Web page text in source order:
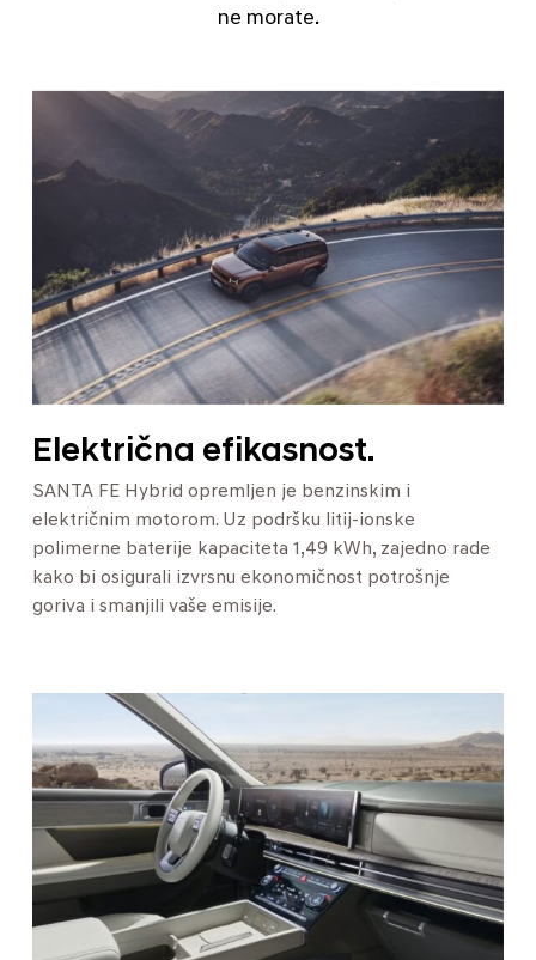
ne morate.
Električna efikasnost.
SANTA FE Hybrid opremljen je benzinskim i
električnim motorom. Uz podršku litij-ionske
polimerne baterije kapaciteta 1,49 kWh, zajedno rade
kako bi osigurali izvrsnu ekonomičnost potrošnje
goriva i smanjili vaše emisije.